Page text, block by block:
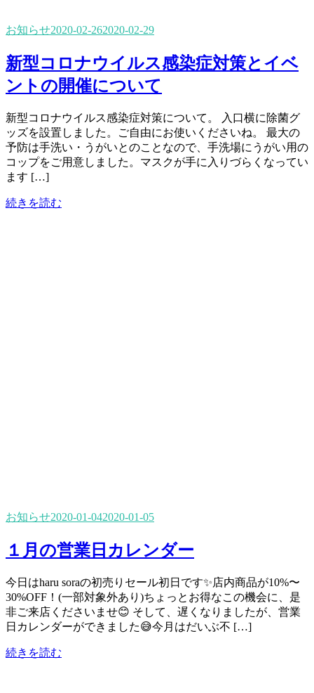
お知らせ2020-02-262020-02-29
新型コロナウイルス感染症対策とイベ
ントの開催について
新型コロナウイルス感染症対策について。 入口横に除菌グ
ッズを設置しました。ご自由にお使いくださいね。 最大の
予防は手洗い・うがいとのことなので、手洗場にうがい用の
コップをご用意しました。マスクが手に入りづらくなってい
ます […]
続きを読む
お知らせ2020-01-042020-01-05
１月の営業日カレンダー
今日はharu soraの初売りセール初日です✨店内商品が10%〜
30%OFF！(一部対象外あり)ちょっとお得なこの機会に、是
非ご来店くださいませ😊 そして、遅くなりましたが、営業
日カレンダーができました😅今月はだいぶ不 […]
続きを読む